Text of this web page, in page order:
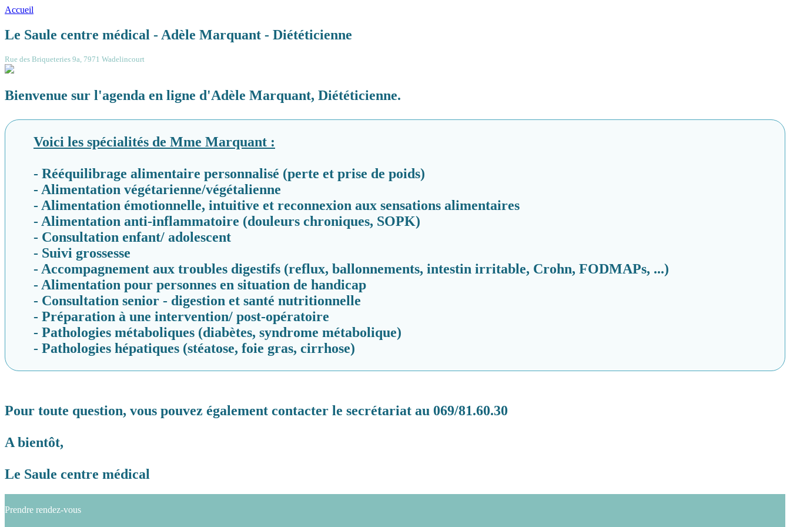
Accueil
Le Saule centre médical - Adèle Marquant - Diététicienne
Rue des Briqueteries 9a, 7971 Wadelincourt
Bienvenue sur l'agenda en ligne d'Adèle Marquant, Diététicienne.
Voici les spécialités de Mme Marquant :
- Rééquilibrage alimentaire personnalisé (perte et prise de poids)
- Alimentation végétarienne/végétalienne
- Alimentation émotionnelle, intuitive et reconnexion aux sensations alimentaires
- Alimentation anti-inflammatoire (douleurs chroniques, SOPK)
- Consultation enfant/ adolescent
- Suivi grossesse
- Accompagnement aux troubles digestifs (reflux, ballonnements, intestin irritable, Crohn, FODMAPs, ...)
- Alimentation pour personnes en situation de handicap
- Consultation senior - digestion et santé nutritionnelle
- Préparation à une intervention/ post-opératoire
- Pathologies métaboliques (diabètes, syndrome métabolique)
- Pathologies hépatiques (stéatose, foie gras, cirrhose)
Pour toute question, vous pouvez également contacter le secrétariat au 069/81.60.30
A bientôt,
Le Saule centre médical
Prendre rendez-vous